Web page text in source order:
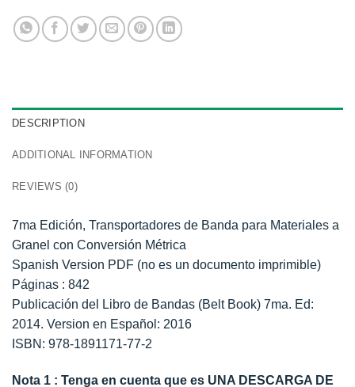
DESCRIPTION
ADDITIONAL INFORMATION
REVIEWS (0)
7ma Edición, Transportadores de Banda para Materiales a
Granel con Conversión Métrica
Spanish Version PDF (no es un documento imprimible)
Páginas : 842
Publicación del Libro de Bandas (Belt Book) 7ma. Ed:
2014. Version en Español: 2016
ISBN: 978-1891171-77-2
Nota 1 : Tenga en cuenta que es UNA DESCARGA DE